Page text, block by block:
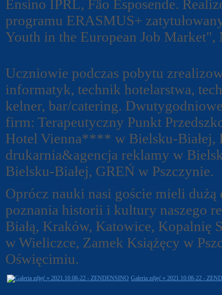
Ensino IPRL, Fäo Esposende.
programu ERASMUS+
Youth in the European Job
Uczniowie podczas pobytu
informatyk, technik hotelarstwa,
kelner, bar/catering.
firm: Terapeutyczny Punkt
Hotel Vienna**** w Bielsku-
drukarnia&agencja reklamy w
Bielsku-Białej, GREŃ w Pszczynie.
Oprócz nauki nasi goście mieli
poznania historii i kultury naszego
Białą, Kraków, Katowice, Kopalnię
w Wieliczce, Zamek Książęcy w
Oświęcimiu.
Galeria zdjęć » 2021.10.08-22 -